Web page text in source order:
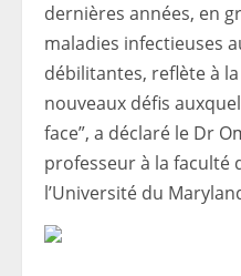
dernières années, en
maladies infectieuses
débilitantes, reflète à
nouveaux défis
face”, a déclaré le Dr
professeur à la faculté
l’Université du